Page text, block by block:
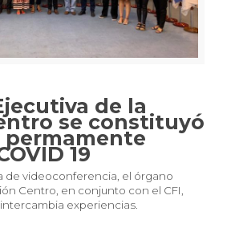
de la
se constituyó
permamente
19
de videoconferencia, el órgano
Centro, en conjunto con el CFI,
experiencias.